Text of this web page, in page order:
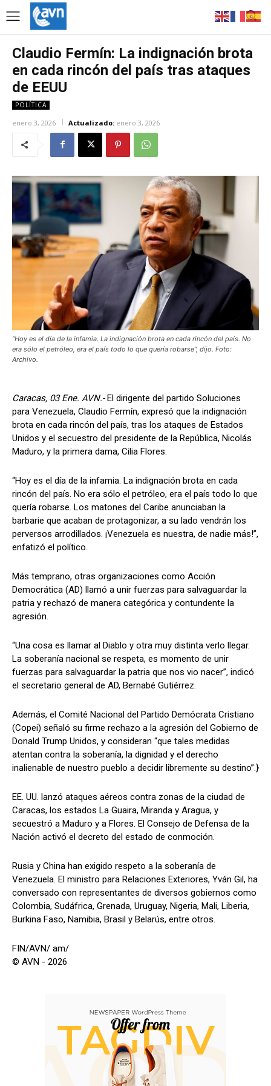
Claudio Fermín: La indignación brota
en cada rincón del país tras ataques
de EEUU
POLÍTICA
enero 3, 2026 Actualizado: enero 3, 2026
“Hoy es el día de la infamia. La indignación brota en cada rincón del país. No
era sólo el petróleo, era el país todo lo que quería robarse", dijo. Foto:
Archivo.
Caracas, 03 Ene. AVN.-El dirigente del partido Soluciones
para Venezuela, Claudio Fermín, expresó que la indignación
brota en cada rincón del país, tras los ataques de Estados
Unidos y el secuestro del presidente de la República, Nicolás
Maduro, y la primera dama, Cilia Flores.
“Hoy es el día de la infamia. La indignación brota en cada
rincón del país. No era sólo el petróleo, era el país todo lo que
quería robarse. Los matones del Caribe anunciaban la
barbarie que acaban de protagonizar, a su lado vendrán los
perversos arrodillados. ¡Venezuela es nuestra, de nadie más!”,
enfatizó el político.
Más temprano, otras organizaciones como Acción
Democrática (AD) llamó a unir fuerzas para salvaguardar la
patria y rechazó de manera categórica y contundente la
agresión.
“Una cosa es llamar al Diablo y otra muy distinta verlo llegar.
La soberanía nacional se respeta, es momento de unir
fuerzas para salvaguardar la patria que nos vio nacer”, indicó
el secretario general de AD, Bernabé Gutiérrez.
Además, el Comité Nacional del Partido Demócrata Cristiano
(Copei) señaló su firme rechazo a la agresión del Gobierno de
Donald Trump Unidos, y consideran “que tales medidas
atentan contra la soberanía, la dignidad y el derecho
inalienable de nuestro pueblo a decidir libremente su destino”.}
EE. UU. lanzó ataques aéreos contra zonas de la ciudad de
Caracas, los estados La Guaira, Miranda y Aragua, y
secuestró a Maduro y a Flores. El Consejo de Defensa de la
Nación activó el decreto del estado de conmoción.
Rusia y China han exigido respeto a la soberanía de
Venezuela. El ministro para Relaciones Exteriores, Yván Gil, ha
conversado con representantes de diversos gobiernos como
Colombia, Sudáfrica, Grenada, Uruguay, Nigeria, Mali, Liberia,
Burkina Faso, Namibia, Brasil y Belarús, entre otros.
FIN/AVN/ am/
© AVN - 2026